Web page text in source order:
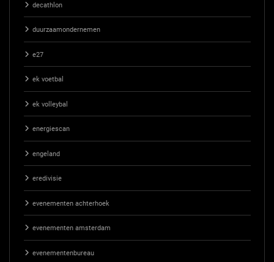
decathlon
duurzaamondernemen
e27
ek voetbal
ek volleybal
energiescan
engeland
eredivisie
evenementen achterhoek
evenementen amsterdam
evenementenbureau